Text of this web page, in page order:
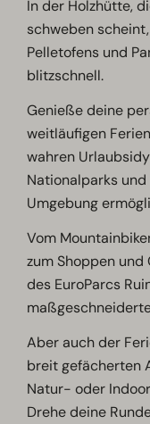
In der Holzhütte,
schweben
Pelletofens und
blitzschnell.
Genieße deine
weitläufigen
wahren
Nationalparks
Umgebung
Vom
zum Shoppen
des EuroParcs
Aber auch der
breit gefächerten
Natur- oder
Drehe deine